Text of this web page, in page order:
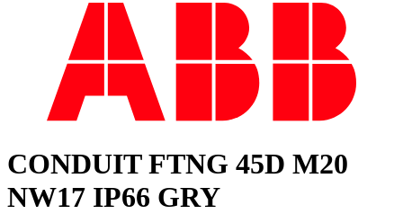
CONDUIT FTNG 45D M20
NW17 IP66 GRY